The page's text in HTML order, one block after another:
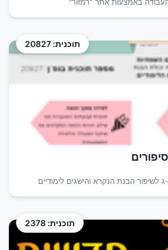
באמצעות אתר "רמזור"
תוכנית: 20827
ג לשיפור הבנת הנקרא והישגים לימודיים
תוכנית: 2378